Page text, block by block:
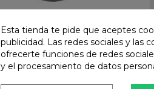
Esta tienda te pide que aceptes
publicidad. Las redes sociales y las
ofrecerte funciones de redes
y el procesamiento de datos